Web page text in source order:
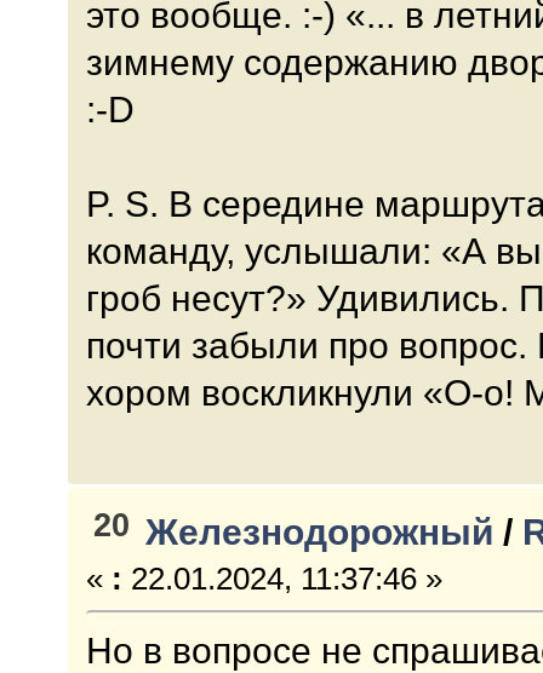
это вообще. :-) «... в
зимнему содержанию
:-D
P. S. В середине
команду, услышали: «А
гроб несут?»
почти забыли про
хором воскликнули «О-о!
20 Железнодорожный /
« : 22.01.2024, 11:37:46 »
Но в вопросе не